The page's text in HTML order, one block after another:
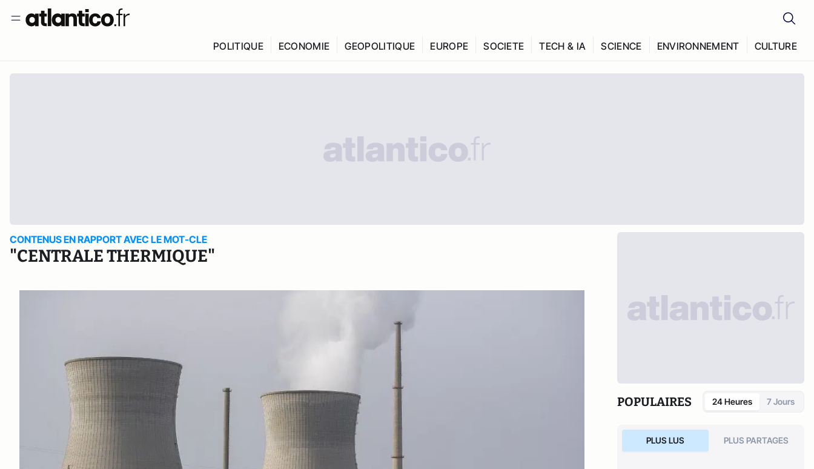
POLITIQUE ECONOMIE GEOPOLITIQUE EUROPE SOCIETE TECH & IA SCIENCE ENVIRONNEMENT CULTURE
CONTENUS EN RAPPORT AVEC LE MOT-CLE
"CENTRALE THERMIQUE"
POPULAIRES 24 Heures 7 Jours
PLUS LUS PLUS PARTAGES